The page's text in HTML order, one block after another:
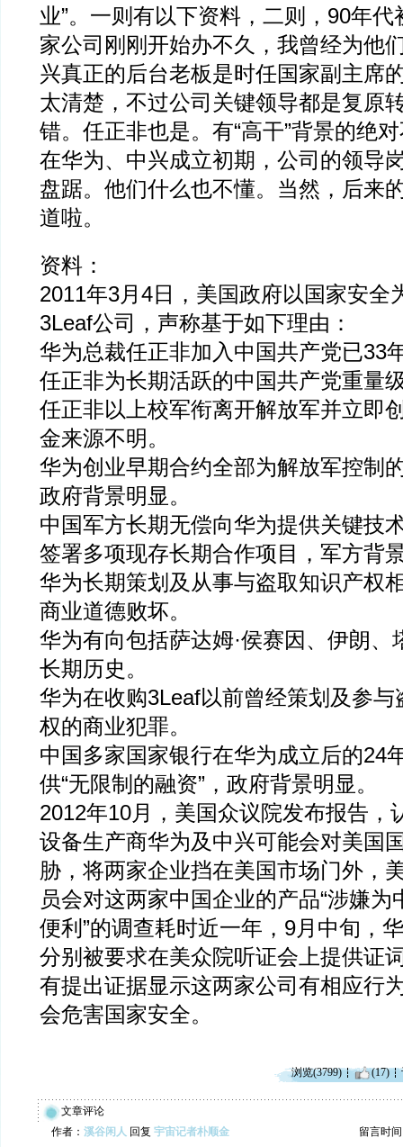
业”。一则有以下资料，二则，90年
家公司刚刚开始办不久，我曾经为他
兴真正的后台老板是时任国家副主席
太清楚，不过公司关键领导都是复原
错。任正非也是。有“高干”背景的绝
在华为、中兴成立初期，公司的领导
盘踞。他们什么也不懂。当然，后来
道啦。
资料：
2011年3月4日，美国政府以国家安全
3Leaf公司，声称基于如下理由：
华为总裁任正非加入中国共产党已33
任正非为长期活跃的中国共产党重量
任正非以上校军衔离开解放军并立即
金来源不明。
华为创业早期合约全部为解放军控制
政府背景明显。
中国军方长期无偿向华为提供关键技
签署多项现存长期合作项目，军方背
华为长期策划及从事与盗取知识产权
商业道德败坏。
华为有向包括萨达姆·侯赛因、伊朗、
长期历史。
华为在收购3Leaf以前曾经策划及参与
权的商业犯罪。
中国多家国家银行在华为成立后的24
供“无限制的融资”，政府背景明显。
2012年10月，美国众议院发布报告，
设备生产商华为及中兴可能会对美国
胁，将两家企业挡在美国市场门外，
员会对这两家中国企业的产品“涉嫌为
便利”的调查耗时近一年，9月中旬，
分别被要求在美众院听证会上提供证
有提出证据显示这两家公司有相应行
会危害国家安全。
浏览(3799) (17)
文章评论
作者： 溪谷闲人 回复 宇宙记者朴顺金 留言时间